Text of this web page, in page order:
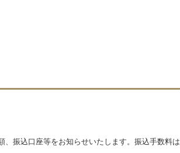
振込口座等をお知らせいたします。振込手数料は